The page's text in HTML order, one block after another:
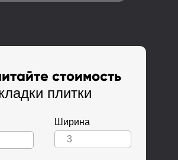
стоимость
плитки
Ширина